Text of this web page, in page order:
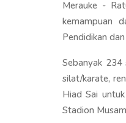
Merauke -
kemampuan
Pendidikan
Sebanyak
silat/karate,
Hiad Sai
Stadion